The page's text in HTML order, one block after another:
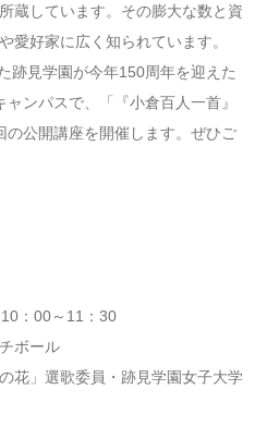
蔵しています。その膨大な数と資
愛好家に広く知られています。
跡見学園が今年150周年を迎えた
ンパスで、「『小倉百人一首』
公開講座を開催します。ぜひご
：00～11：30
ボール
花」選歌委員・跡見学園女子大学